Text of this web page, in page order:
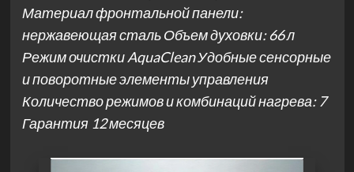
Материал фронтальной панели:
нержавеющая сталь Объем духовки: 66 л
Режим очистки AquaClean Удобные сенсорные
и поворотные элементы управления
Количество режимов и комбинаций нагрева: 7
Гарантия 12 месяцев